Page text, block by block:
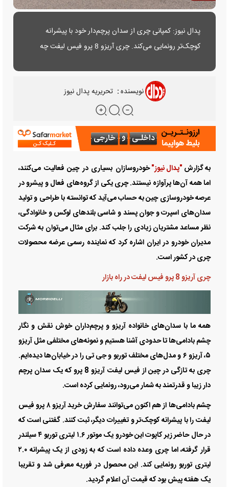
پدال نیوز: کمپانی چری از سدان پرچم‌دار خود با پیشرانه
کوچک‌تر رونمایی می‌کند. چری آریزو 8 پرو فیس لیفت چه
نویسنده: تحریریه پدال نیوز
به گزارش"پدال نیوز"خودروسازان بسیاری در چین فعالیت می‌کنند،
اما همه آن‌ها پرآوازه نیستند. چری یکی از گروه‌های فعال و پیشرو در
عرصه خودروسازی چین به حساب می‌آید که توانسته با طراحی و تولید
سدان‌های اسپرت و جوان پسند و شاسی بلندهای لوکس و خانوادگی،
نظر مساعد مشتریان زیادی را جلب کند. برای مثال می‌توان به شرکت
مدیران خودرو در ایران اشاره کرد که نماینده رسمی عرضه محصولات
چری در کشور است.
چری آریزو 8 پرو فیس لیفت در راه بازار
همه ما با سدان‌های خانواده آریزو و پرچم‌داران خوش نقش و نگار
چشم بادامی‌ها تا حدودی آشنا هستیم و نمونه‌های مختلفی مثل آریزو
۵، آریزو ۶ و مدل‌های مختلف توربو و جی تی را در خیابان‌ها دیده‌ایم.
چری به تازگی در چین از فیس لیفت آریزو 8 پرو که یک سدان پرچم
دار زیبا و قدرتمند به شمار می‌رود، رونمایی کرده است.
چشم بادامی‌ها از هم اکنون می‌توانند سفارش خرید آریزو ۸ پرو فیس
لیفت را با پیشرانه کوچک‌تر و تغییرات دیگر، ثبت کنند. گفتنی است که
در حال حاضر زیر کاپوت این خودرو یک موتور ۱.۶ لیتری توربو ۴ سیلندر
قرار گرفته، اما چری وعده داده است که به زودی از یک پیشرانه ۲.۰
لیتری توربو رونمایی کند. این محصول در فوریه معرفی شد و تقریبا
یک هفته پیش بود که قیمت آن اعلام گردید.